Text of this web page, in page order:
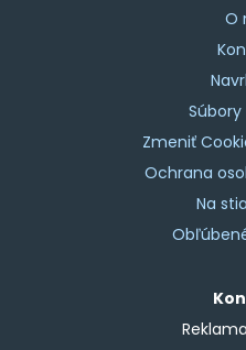
O
Súbory
Zmeniť
Ochrana
Na